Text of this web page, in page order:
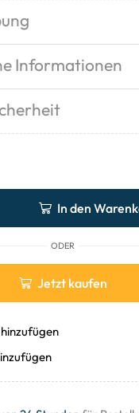
Informationen
In den
ODER
Jetzt kaufen